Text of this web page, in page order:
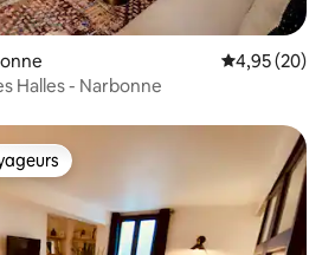
Évaluation
4,95 (20)
Halles - Narbonne
les plus appréciés